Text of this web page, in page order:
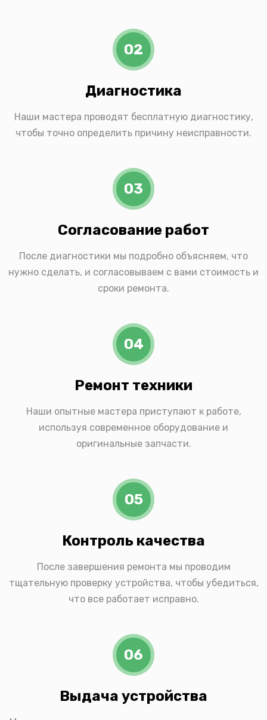
02
Диагностика
Наши мастера проводят бесплатную диагностику,
чтобы точно определить причину неисправности.
03
Согласование работ
После диагностики мы подробно объясняем, что
нужно сделать, и согласовываем с вами стоимость и
сроки ремонта.
04
Ремонт техники
Наши опытные мастера приступают к работе,
используя современное оборудование и
оригинальные запчасти.
05
Контроль качества
После завершения ремонта мы проводим
тщательную проверку устройства, чтобы убедиться,
что все работает исправно.
06
Выдача устройства